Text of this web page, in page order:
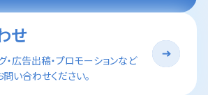
せ
・広告出稿・プロモーションなど
い合わせください。